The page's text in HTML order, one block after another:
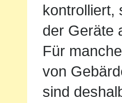
kontrolliert,
der Geräte
Für
von
sind